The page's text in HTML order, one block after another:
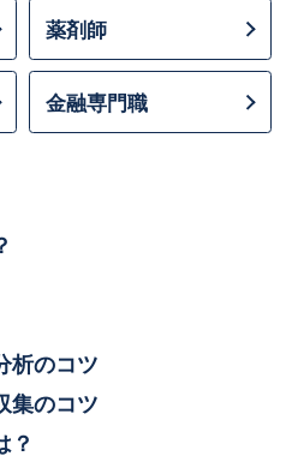
薬剤師
金融専門職
析のコツ
集のコツ
？